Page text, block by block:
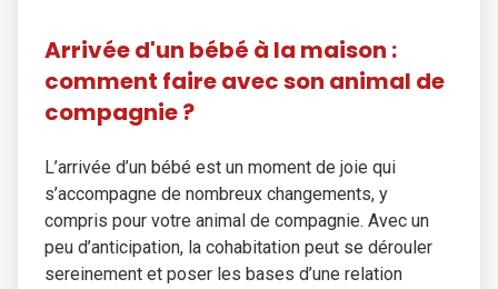
Arrivée d'un bébé à la maison :
comment faire avec son animal de
compagnie ?
L’arrivée d’un bébé est un moment de joie qui
s’accompagne de nombreux changements, y
compris pour votre animal de compagnie. Avec un
peu d’anticipation, la cohabitation peut se dérouler
sereinement et poser les bases d’une relation